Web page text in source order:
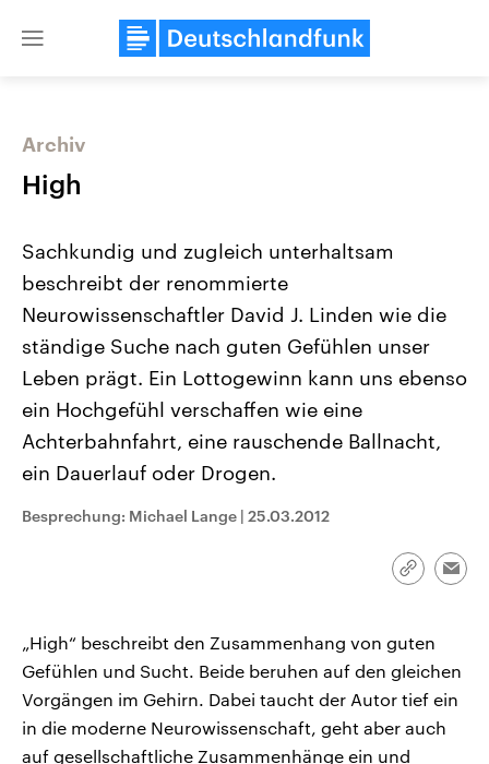
Close
Landtagswahl Sachsen-Anhalt
Alle Informationen
Sachsen-Anhalt wählt am 6.
September 2026 einen neuen
Landtag. Seit 2021 wird das
Bundesland von einer Koalition aus
Umfragen, Prognosen,
USA
Hintergründe
Wirtschaftlich und
gehören die Vereinigten
Archiv
High
Sachkundig und zugleich unterhaltsam
beschreibt der renommierte
Neurowissenschaftler David J. Linden wie die
ständige Suche nach guten Gefühlen unser
Leben prägt. Ein Lottogewinn kann uns ebenso
ein Hochgefühl verschaffen wie eine
Achterbahnfahrt, eine rauschende Ballnacht,
ein Dauerlauf oder Drogen.
Besprechung: Michael Lange | 25.03.2012
Link
„High“ beschreibt den Zusammenhang von guten
Gefühlen und Sucht. Beide beruhen auf den gleichen
Vorgängen im Gehirn. Dabei taucht der Autor tief ein
in die moderne Neurowissenschaft, geht aber auch
auf gesellschaftliche Zusammenhänge ein und